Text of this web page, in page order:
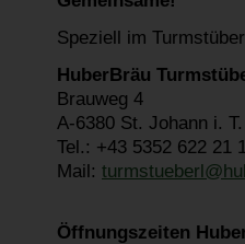
Speziell im
HuberBräu
Brauweg 4
A-6380 St. Johann i. T.
Tel.: +43 5352 622 21
Mail: turmstueberl@
Öffnungszeiten